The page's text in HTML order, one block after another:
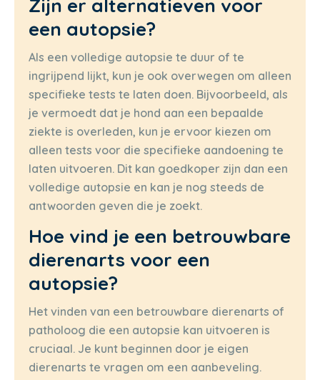
Zijn er alternatieven voor
een autopsie?
Als een volledige autopsie te duur of te
ingrijpend lijkt, kun je ook overwegen om alleen
specifieke tests te laten doen. Bijvoorbeeld, als
je vermoedt dat je hond aan een bepaalde
ziekte is overleden, kun je ervoor kiezen om
alleen tests voor die specifieke aandoening te
laten uitvoeren. Dit kan goedkoper zijn dan een
volledige autopsie en kan je nog steeds de
antwoorden geven die je zoekt.
Hoe vind je een betrouwbare
dierenarts voor een
autopsie?
Het vinden van een betrouwbare dierenarts of
patholoog die een autopsie kan uitvoeren is
cruciaal. Je kunt beginnen door je eigen
dierenarts te vragen om een aanbeveling.